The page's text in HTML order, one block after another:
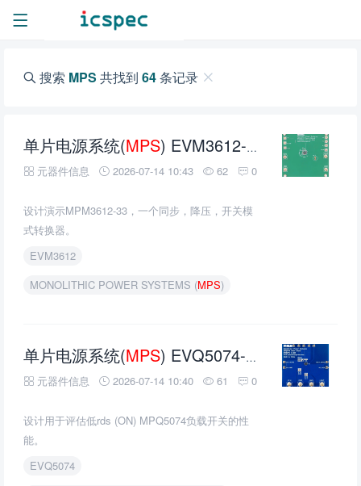
搜索 MPS 共找到 64条记录
单片电源系统(MPS) EVM3612-33-LQ-00A评估板的介绍、特性、及应用
元器件信息 2026-07-14 10:43 62 0
设计演示MPM3612-33，一个同步，降压，开关模
式转换器。
EVM3612
MONOLITHIC POWER SYSTEMS (MPS)
单片电源系统(MPS) EVQ5074-G-00A评估板的介绍、特性、及应用
元器件信息 2026-07-14 10:40 61 0
设计用于评估低rds (ON) MPQ5074负载开关的性
能。
EVQ5074